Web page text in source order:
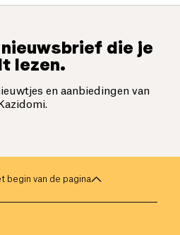
die je
lezen.
en aanbiedingen van
Kazidomi.
begin van de pagina